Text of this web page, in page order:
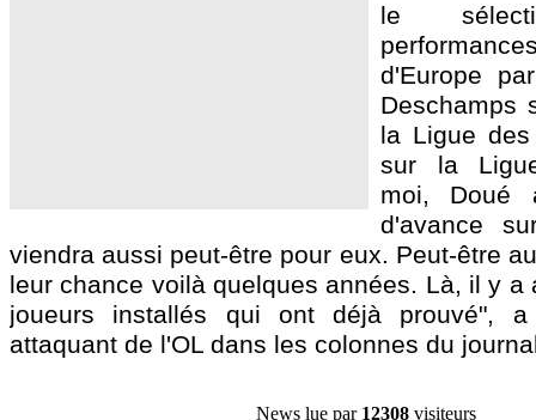
le
d'Europe
Deschamps
la Ligue
sur la
moi, Doué
d'avance
viendra aussi peut-être pour eux. Peut-être
leur chance voilà quelques années. Là, il y a
joueurs installés qui ont déjà prouvé", a
attaquant de l'OL dans les colonnes du
News lue par 12308 visiteurs